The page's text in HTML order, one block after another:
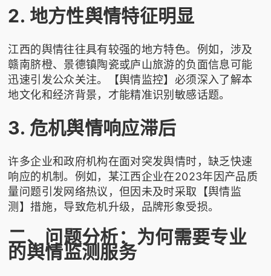
2. 地方性舆情特征明显
江西的舆情往往具有较强的地方特色。例如，涉及
赣南脐橙、景德镇陶瓷或庐山旅游的负面信息可能
迅速引发公众关注。【舆情监控】必须深入了解本
地文化和经济背景，才能精准识别敏感话题。
3. 危机舆情响应滞后
许多企业和政府机构在面对突发舆情时，缺乏快速
响应的机制。例如，某江西企业在2023年因产品质
量问题引发网络热议，但因未及时采取【舆情监
测】措施，导致危机升级，品牌形象受损。
二、问题分析：为何需要专业
的舆情监测服务